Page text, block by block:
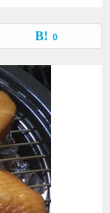
0